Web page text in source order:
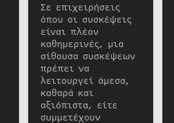
Σε επιχειρήσεις
όπου οι συσκέψεις
είναι πλέον
καθημερινές, μια
αίθουσα συσκέψεων
πρέπει να
λειτουργεί άμεσα,
καθαρά και
αξιόπιστα, είτε
συμμετέχουν